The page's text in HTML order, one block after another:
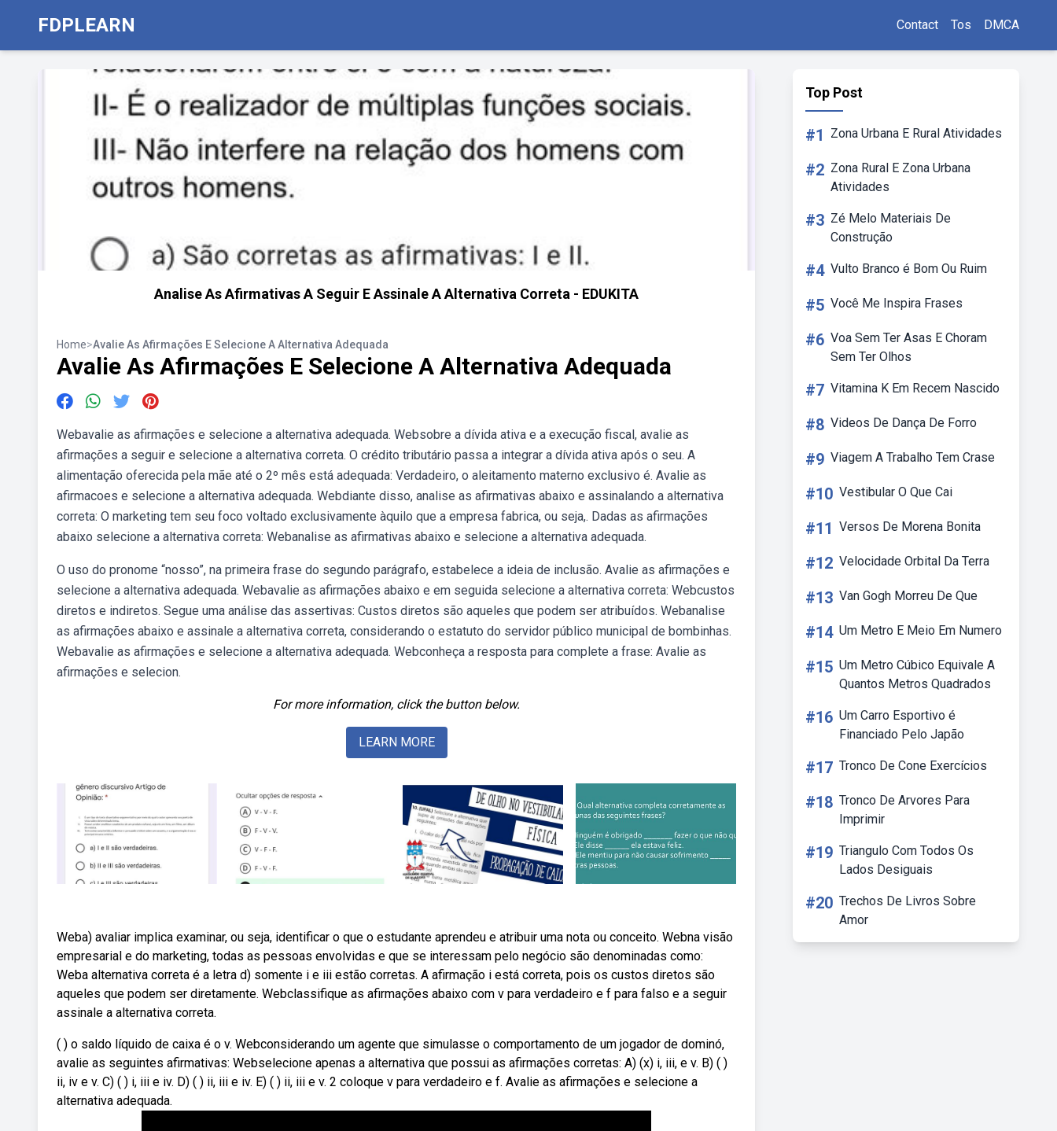
FDPLEARN Contact Tos DMCA
Analise As Afirmativas A Seguir E Assinale A Alternativa Correta - EDUKITA
Home>Avalie As Afirmações E Selecione A Alternativa Adequada
Avalie As Afirmações E Selecione A Alternativa Adequada
Webavalie as afirmações e selecione a alternativa adequada. Websobre a dívida ativa e a execução fiscal, avalie as
afirmações a seguir e selecione a alternativa correta. O crédito tributário passa a integrar a dívida ativa após o seu. A
alimentação oferecida pela mãe até o 2º mês está adequada: Verdadeiro, o aleitamento materno exclusivo é. Avalie as
afirmacoes e selecione a alternativa adequada. Webdiante disso, analise as afirmativas abaixo e assinalando a alternativa
correta: O marketing tem seu foco voltado exclusivamente àquilo que a empresa fabrica, ou seja,. Dadas as afirmações
abaixo selecione a alternativa correta: Webanalise as afirmativas abaixo e selecione a alternativa adequada.
O uso do pronome “nosso”, na primeira frase do segundo parágrafo, estabelece a ideia de inclusão. Avalie as afirmações e
selecione a alternativa adequada. Webavalie as afirmações abaixo e em seguida selecione a alternativa correta: Webcustos
diretos e indiretos. Segue uma análise das assertivas: Custos diretos são aqueles que podem ser atribuídos. Webanalise
as afirmações abaixo e assinale a alternativa correta, considerando o estatuto do servidor público municipal de bombinhas.
Webavalie as afirmações e selecione a alternativa adequada. Webconheça a resposta para complete a frase: Avalie as
afirmações e selecion.
For more information, click the button below.
LEARN MORE
Weba) avaliar implica examinar, ou seja, identificar o que o estudante aprendeu e atribuir uma nota ou conceito. Webna visão
empresarial e do marketing, todas as pessoas envolvidas e que se interessam pelo negócio são denominadas como:
Weba alternativa correta é a letra d) somente i e iii estão corretas. A afirmação i está correta, pois os custos diretos são
aqueles que podem ser diretamente. Webclassifique as afirmações abaixo com v para verdadeiro e f para falso e a seguir
assinale a alternativa correta.
( ) o saldo líquido de caixa é o v. Webconsiderando um agente que simulasse o comportamento de um jogador de dominó,
avalie as seguintes afirmativas: Webselecione apenas a alternativa que possui as afirmações corretas: A) (x) i, iii, e v. B) ( )
ii, iv e v. C) ( ) i, iii e iv. D) ( ) ii, iii e iv. E) ( ) ii, iii e v. 2 coloque v para verdadeiro e f. Avalie as afirmações e selecione a
alternativa adequada.
Top Post
#1 Zona Urbana E Rural Atividades
#2 Zona Rural E Zona Urbana
Atividades
#3 Zé Melo Materiais De
Construção
#4 Vulto Branco é Bom Ou Ruim
#5 Você Me Inspira Frases
#6 Voa Sem Ter Asas E Choram
Sem Ter Olhos
#7 Vitamina K Em Recem Nascido
#8 Videos De Dança De Forro
#9 Viagem A Trabalho Tem Crase
#10 Vestibular O Que Cai
#11 Versos De Morena Bonita
#12 Velocidade Orbital Da Terra
#13 Van Gogh Morreu De Que
#14 Um Metro E Meio Em Numero
#15 Um Metro Cúbico Equivale A
Quantos Metros Quadrados
#16 Um Carro Esportivo é
Financiado Pelo Japão
#17 Tronco De Cone Exercícios
#18 Tronco De Arvores Para
Imprimir
#19 Triangulo Com Todos Os
Lados Desiguais
#20 Trechos De Livros Sobre
Amor